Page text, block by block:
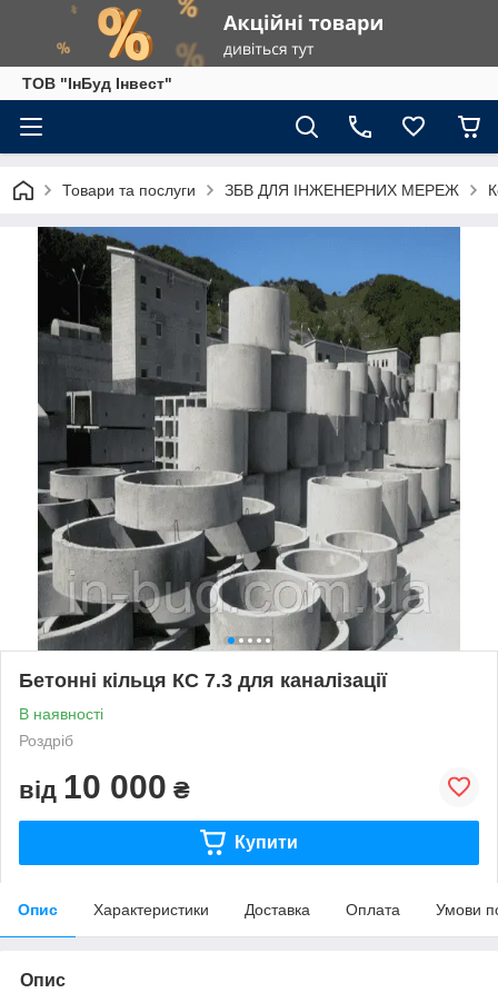
ТОВ "ІнБуд Інвест"
Товари та послуги ЗБВ ДЛЯ ІНЖЕНЕРНИХ МЕРЕЖ
Бетонні кільця КС 7.3 для каналізації
В наявності
Роздріб
від 10 000 ₴
Купити
Опис Характеристики Доставка Оплата Умови
Опис